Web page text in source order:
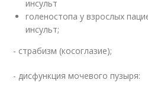
инсульт
голеностопа у взрослых
инсульт;
- страбизм (косоглазие);
- дисфункция мочевого пузыря: